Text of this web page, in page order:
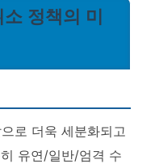
정책의 미
로 더욱 세분화되고
유연/일반/엄격 수